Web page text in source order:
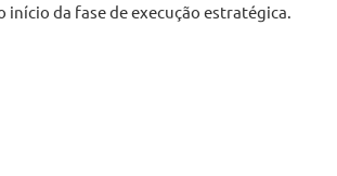
início da fase de execução estratégica.